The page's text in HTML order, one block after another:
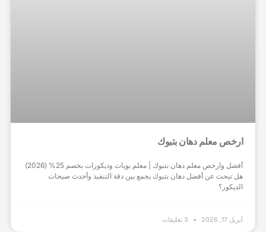
ارخص معلم دهان بتبوك
أفضل وارخص معلم دهان بتبوك | معلم بويات وديكورات بخصم 25% (2026)
هل تبحث عن أفضل دهان بتبوك يجمع بين دقة التنفيذ وأحدث صيحات
الديكور؟
أبريل 17, 2026